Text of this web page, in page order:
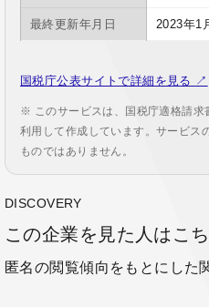
最終更新年月日 2023年1
国税庁公表サイトで詳細を見る ↗
※ このサービスは、国税庁適格請求
利用して作成しています。サービス
ものではありません。
DISCOVERY
この企業を見た人はこ
匿名の閲覧傾向をもとにした